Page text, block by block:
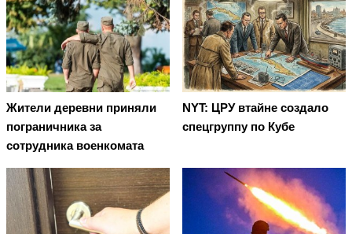
Жители деревни приняли
пограничника за
сотрудника военкомата
NYT: ЦРУ втайне создало
спецгруппу по Кубе